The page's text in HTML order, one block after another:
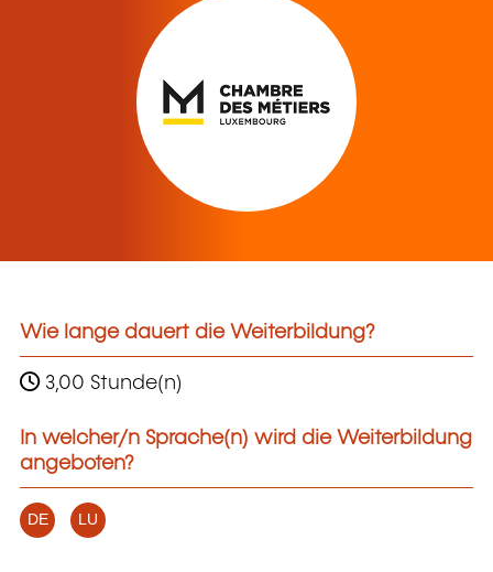
Wie lange dauert die Weiterbildung?
3,00 Stunde(n)
In welcher/n Sprache(n) wird die Weiterbildung
angeboten?
DE LU